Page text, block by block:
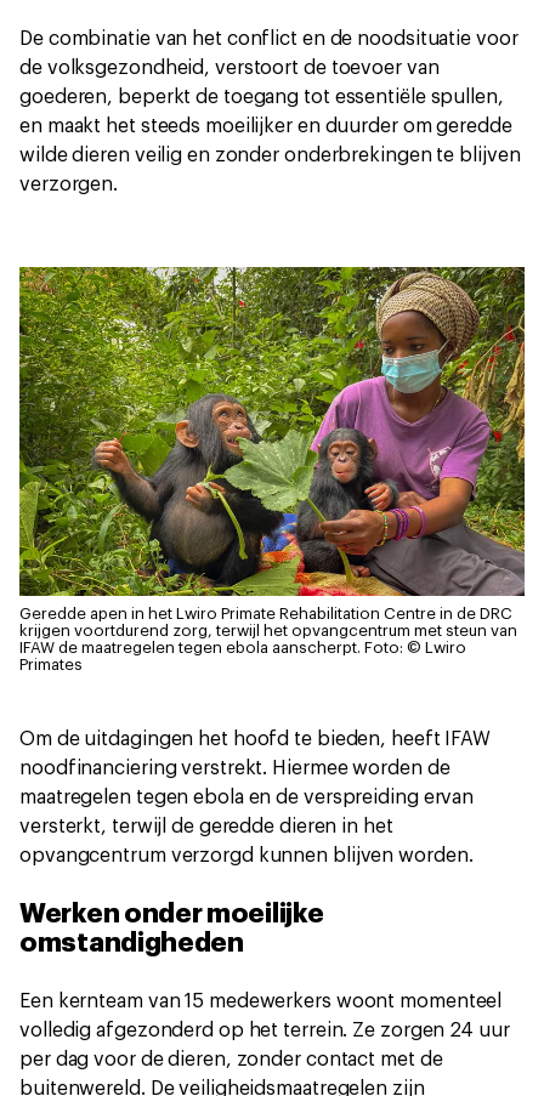
De combinatie van het conflict en de noodsituatie voor
de volksgezondheid, verstoort de toevoer van
goederen, beperkt de toegang tot essentiële spullen,
en maakt het steeds moeilijker en duurder om geredde
wilde dieren veilig en zonder onderbrekingen te blijven
verzorgen.
Geredde apen in het Lwiro Primate Rehabilitation Centre in de DRC
krijgen voortdurend zorg, terwijl het opvangcentrum met steun van
IFAW de maatregelen tegen ebola aanscherpt. Foto: © Lwiro
Primates
Om de uitdagingen het hoofd te bieden, heeft IFAW
noodfinanciering verstrekt. Hiermee worden de
maatregelen tegen ebola en de verspreiding ervan
versterkt, terwijl de geredde dieren in het
opvangcentrum verzorgd kunnen blijven worden.
Werken onder moeilijke
omstandigheden
Een kernteam van 15 medewerkers woont momenteel
volledig afgezonderd op het terrein. Ze zorgen 24 uur
per dag voor de dieren, zonder contact met de
buitenwereld. De veiligheidsmaatregelen zijn